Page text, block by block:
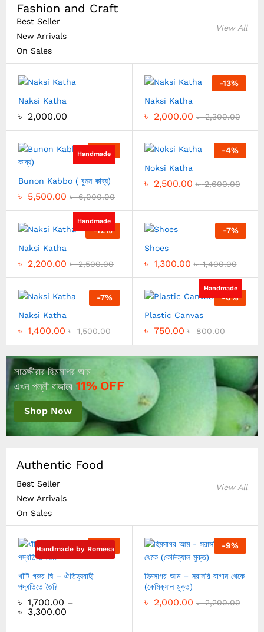
Fashion and Craft
Best Seller
New Arrivals
On Sales
View All
Naksi Katha
৳ 2,000.00
-13%
Naksi Katha
৳ 2,000.00 ৳2,300.00
Handmade
%
Bunon Kabbo ( বুনন কাব্য)
৳ 5,500.00 ৳6,000.00
-4%
Noksi Katha
৳ 2,500.00 ৳2,600.00
Handmade
-12%
Naksi Katha
৳ 2,200.00 ৳2,500.00
-7%
Shoes
৳ 1,300.00 ৳1,400.00
-7%
Naksi Katha
৳ 1,400.00 ৳1,500.00
Handmade
-6%
Plastic Canvas
৳ 750.00 ৳800.00
সাতক্ষীরার হিমসাগর আম
এখন পল্লী বাজারে 11% OFF
Shop Now
Authentic Food
Best Seller
New Arrivals
On Sales
View All
Handmade by Romesa
খাঁটি গরুর ঘি – ঐতিহ্যবাহী
পদ্ধতিতে তৈরি
৳ 1,700.00 –
৳ 3,300.00
-9%
হিমসাগর আম – সরাসরি বাগান থেকে
(কেমিক্যাল মুক্ত)
৳ 2,000.00 ৳2,200.00